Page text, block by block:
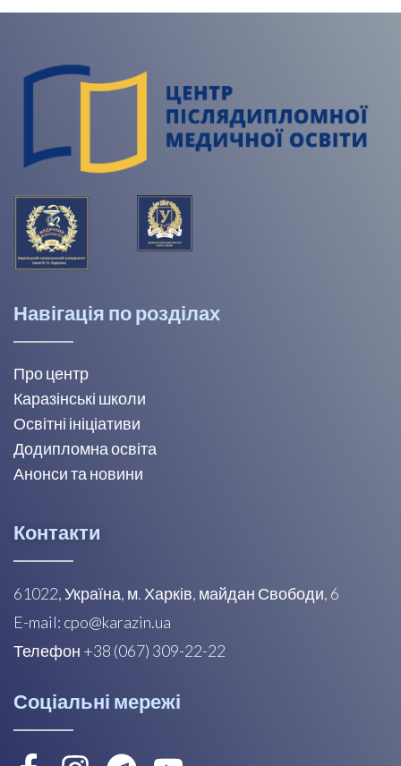
Навігація по розділах
Про центр
Каразінські школи
Освітні ініціативи
Додипломна освіта
Анонси та новини
Контакти
61022, Україна, м. Харків, майдан Свободи, 6
E-mail: cpo@karazin.ua
Телефон +38 (067) 309-22-22
Соціальні мережі